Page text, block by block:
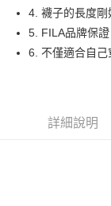
運送方式
全家取貨付款
每筆NT$90，滿
4. 襪子的長度剛
5. FILA品牌保證
6. 不僅適合自己
詳細說明